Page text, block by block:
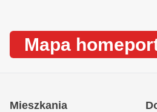
Mapa
Mieszkania